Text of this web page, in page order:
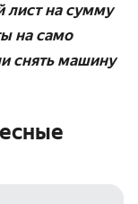
лист на сумму
на само
снять машину